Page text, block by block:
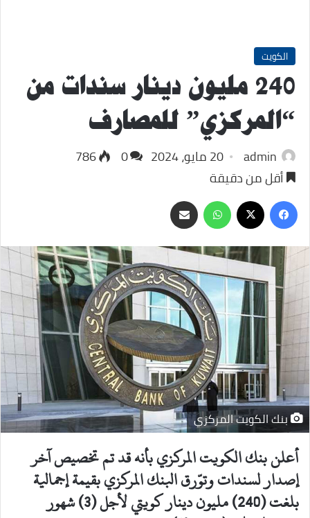
الكويت
240 مليون دينار سندات من
“المركزي” للمصارف
admin 20 مايو، 2024 0
786
أقل من دقيقة
فيسبوك
‫X واتسابمشاركة
عبر
البريد
بنك الكويت المركزي
أعلن بنك الكويت المركزي بأنه قد تم تخصيص آخر
إصدار لسندات وتوّرق البنك المركزي بقيمة إجمالية
بلغت (240) مليون دينار كويتي لأجل (3) شهور